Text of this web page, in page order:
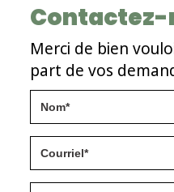
Contactez-
Merci de bien
part de vos